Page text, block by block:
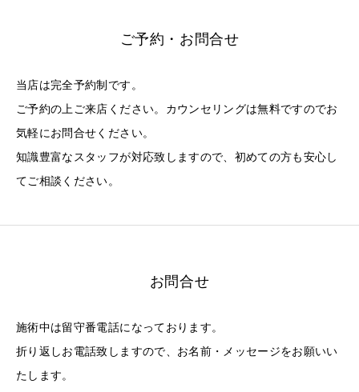
ご予約・お問合せ
当店は完全予約制です。
ご予約の上ご来店ください。カウンセリングは無料ですのでお
気軽にお問合せください。
知識豊富なスタッフが対応致しますので、初めての方も安心し
てご相談ください。
お問合せ
施術中は留守番電話になっております。
折り返しお電話致しますので、お名前・メッセージをお願いい
たします。